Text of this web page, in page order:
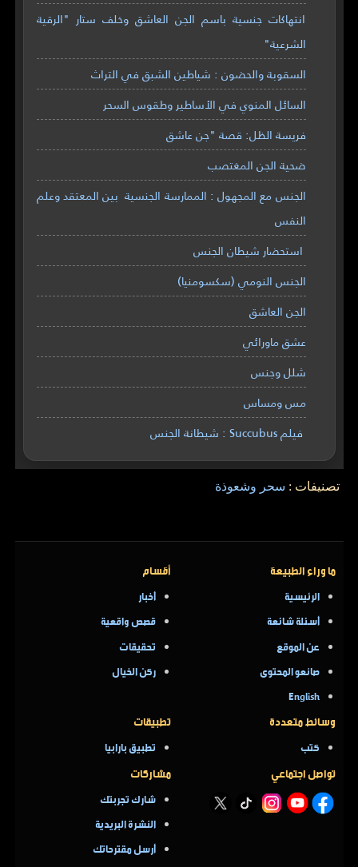
انتهاكات جنسية باسم الجن العاشق وخلف ستار "الرقية
الشرعية"
السقوبة والحضون : شياطين الشبق في التراث
السائل المنوي في الأساطير وطقوس السحر
فريسة الظل: قصة "جن عاشق
ضحية الجن المغتصب
الجنس مع المجهول : الممارسة الجنسية بين المعتقد وعلم
النفس
استحضار شيطان الجنس
الجنس النومي (سكسومنيا)
الجن العاشق
عشق ماورائي
شلل وجنس
مس ومساس
فيلم Succubus : شيطانة الجنس
تصنيفات : سحر وشعوذة
ما وراء الطبيعة
الرئيسية
أسئلة شائعة
عن الموقع
صانعو المحتوى
English
أقسام
أخبار
قصص واقعية
تحقيقات
ركن الخيال
وسائط متعددة
كتب
تطبيقات
تطبيق بارابيا
تواصل اجتماعي مشاركات
شارك تجربتك
النشرة البريدية
أرسل مقترحاتك